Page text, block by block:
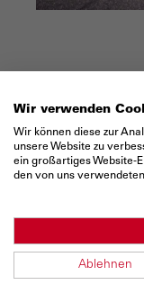
Bilder vom
2025
Wir verwenden
Wir können diese zur
unsere Website zu
ein großartiges Website-
den von uns
Ablehnen